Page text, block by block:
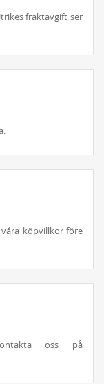
fraktavgift ser
köpvillkor före
oss på